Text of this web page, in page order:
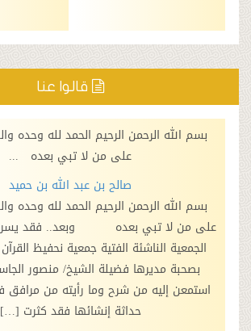
الرحمن الرحيم الحمد لله وحده والصلاة والسلام
على من لا تبي بعده ...
صالح بن عبد الله بن حميد
الرحمن الرحيم الحمد لله وحده والصلاة والسلام
تبي بعده وبعد.. فقد يسر الله فزرت هذه
الناشئة الفتية جمعية نحفيظ القرآن الكريم بالوجه
مديرها فضيلة الشيخ/ منصور الجاسر فسرني ما
من شرح وما رأيته من مرافق فعلى الرغم من
حداثة إنشائها فقد كثرت […]